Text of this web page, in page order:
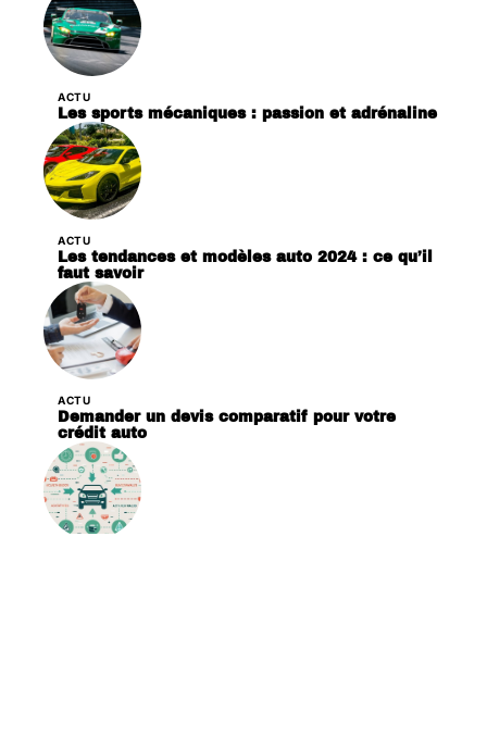
ACTU
Les sports mécaniques : passion et adrénaline
ACTU
Les tendances et modèles auto 2024 : ce qu’il
faut savoir
ACTU
Demander un devis comparatif pour votre
crédit auto